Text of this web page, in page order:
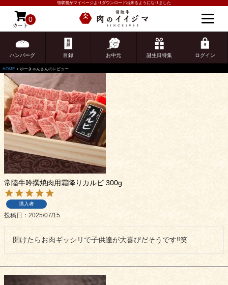
領収書がマイページよりダウンロード出来るようになりました
カート
0
ハンバーグ 目録 お中元 誕生日特集 ログイン
ゲスト 様こんにちは
ログイン
ご注文ガイド
配送・送料
すき焼き
HOME ゆーきゃんさんのレビュー
ゆーきゃんさんのレビュー
-3件表示
常陸牛吟撰焼肉用霜降りカルビ 300g
購入者
投稿日 2025/07/15
開けたらお肉ギッシリで子供達が大喜びだそうです‼︎笑